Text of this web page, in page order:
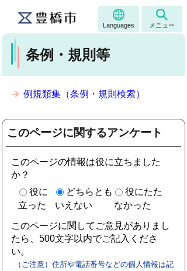
Languages メニュー
条例・規則等
例規類集（条例・規則検索）
このページに関するアンケート
このページの情報は役に立ちました
か？
役に
立った
どちらとも
いえない
役にたた
なかった
このページに関してご意見がありまし
たら、500文字以内でご記入くださ
い。
（ご注意）住所や電話番号などの個人情報は記